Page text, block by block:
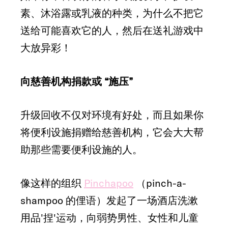
素、沐浴露或乳液的种类，为什么不把它
送给可能喜欢它的人，然后在送礼游戏中
大放异彩！
向慈善机构捐款或 “施压”
升级回收不仅对环境有好处，而且如果你
将便利设施捐赠给慈善机构，它会大大帮
助那些需要便利设施的人。
像这样的组织 Pinchapoo （pinch-a-
shampoo 的俚语）发起了一场酒店洗漱
用品'捏'运动，向弱势男性、女性和儿童